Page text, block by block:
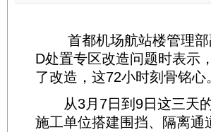
首都机场航站楼管理部
D处置专区改造问题时表示
了改造，这72小时刻骨铭心
从3月7日到9日这三天的
施工单位搭建围挡、隔离